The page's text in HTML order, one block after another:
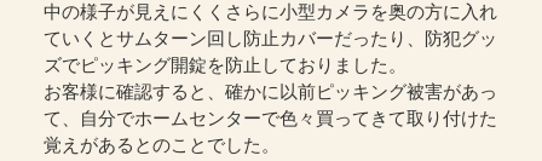
中の様子が見えにくくさらに小型カメラを奥の方に入れ
ていくとサムターン回し防止カバーだったり、防犯グッ
ズでピッキング開錠を防止しておりました。
お客様に確認すると、確かに以前ピッキング被害があっ
て、自分でホームセンターで色々買ってきて取り付けた
覚えがあるとのことでした。